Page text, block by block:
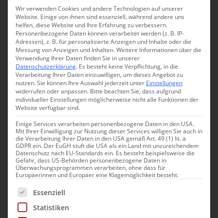
€€€ / Luxury
€€€€ / Luxury +
Must Haves
Frühstücksservice
Hunde erlaubt 61
Pool
Restaurant
Rollstuhlgerecht
Sauna / kleiner Spa
Vorlieben
Wir verwenden Cookies und andere Technologien auf unserer
Website. Einige von ihnen sind essenziell, während andere uns
helfen, diese Website und Ihre Erfahrung zu verbessern.
Personenbezogene Daten können verarbeitet werden (z. B. IP-
Adressen), z. B. für personalisierte Anzeigen und Inhalte oder die
Messung von Anzeigen und Inhalten.Weitere Informationen über die
Verwendung Ihrer Daten finden Sie in unserer
Datenschutzerklärung. Es besteht keine Verpflichtung, in die
Verarbeitung Ihrer Daten einzuwilligen, um dieses Angebot zu
nutzen.Sie können Ihre Auswahl jederzeit unter Einstellungen
widerrufen oder anpassen. Bitte beachten Sie, dass aufgrund
individueller Einstellungen möglicherweise nicht alle Funktionen der
Website verfügbar sind.
Einige Services verarbeiten personenbezogene Daten in den USA.
Mit Ihrer Einwilligung zur Nutzung dieser Services willigen Sie auch in
die Verarbeitung Ihrer Daten in den USA gemäß Art. 49 (1) lit. a
GDPR ein. Der EuGH stuft die USA als ein Land mit unzureichendem
Datenschutz nach EU-Standards ein. Es besteht beispielsweise die
Gefahr, dass US-Behörden personenbezogene Daten in
Überwachungsprogrammen verarbeiten, ohne dass für
Europäerinnen und Europäer eine Klagemöglichkeit besteht.
Es folgt eine Liste der Service-Gruppen, für die eine
Essenziell
Statistiken